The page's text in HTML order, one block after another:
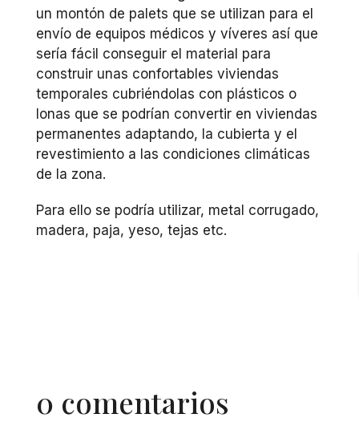
un montón de palets que se utilizan para el
envío de equipos médicos y víveres así que
sería fácil conseguir el material para
construir unas confortables viviendas
temporales cubriéndolas con plásticos o
lonas que se podrían convertir en viviendas
permanentes adaptando, la cubierta y el
revestimiento a las condiciones climáticas
de la zona.
Para ello se podría utilizar, metal corrugado,
madera, paja, yeso, tejas etc.
0 comentarios